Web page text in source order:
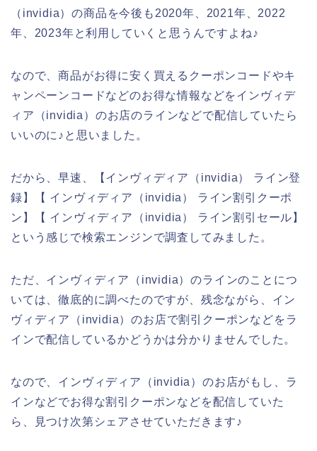
（invidia）の商品を今後も2020年、2021年、2022
年、2023年と利用していくと思うんですよね♪
なので、商品がお得に安く買えるクーポンコードやキ
ャンペーンコードなどのお得な情報などをインヴィデ
ィア（invidia）のお店のラインなどで配信していたら
いいのに♪と思いました。
だから、早速、【インヴィディア（invidia） ライン登
録】【 インヴィディア（invidia） ライン割引クーポ
ン】【 インヴィディア（invidia） ライン割引セール】
という感じで検索エンジンで調査してみました。
ただ、インヴィディア（invidia）のラインのことにつ
いては、徹底的に調べたのですが、残念ながら、イン
ヴィディア（invidia）のお店で割引クーポンなどをラ
インで配信しているかどうかは分かりませんでした。
なので、インヴィディア（invidia）のお店がもし、ラ
インなどでお得な割引クーポンなどを配信していた
ら、見つけ次第シェアさせていただきます♪